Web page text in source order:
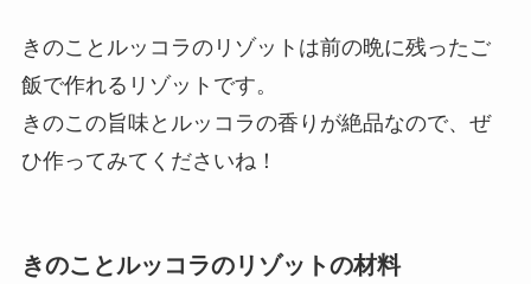
きのことルッコラのリゾットは前の晩に残ったご
飯で作れるリゾットです。
きのこの旨味とルッコラの香りが絶品なので、ぜ
ひ作ってみてくださいね！
きのことルッコラのリゾットの材料